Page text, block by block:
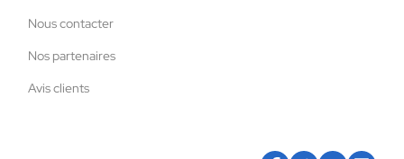
Nous contacter
Nos partenaires
Avis clients